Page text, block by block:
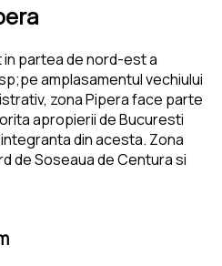
partea de nord-est a
amplasamentul vechiului
zona Pipera face parte
apropierii de Bucuresti
din acesta. Zona
de Soseaua de Centura si